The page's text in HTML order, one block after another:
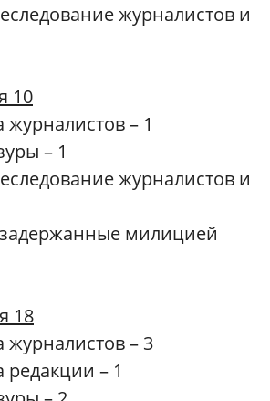
журналистов и
10
– 1
– 1
журналистов и
милицией
18
– 3
– 1